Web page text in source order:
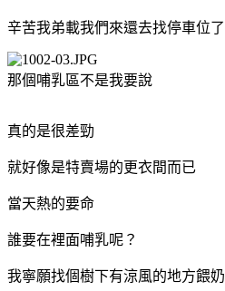
辛苦我弟載我們來還去找停車位了
那個哺乳區不是我要說
真的是很差勁
就好像是特賣場的更衣間而已
當天熱的要命
誰要在裡面哺乳呢？
我寧願找個樹下有涼風的地方餵奶